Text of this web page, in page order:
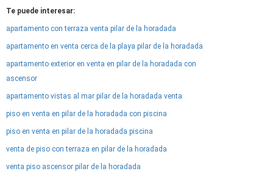
Te puede interesar:
apartamento con terraza venta pilar de la horadada
apartamento en venta cerca de la playa pilar de la horadada
apartamento exterior en venta en pilar de la horadada con
ascensor
apartamento vistas al mar pilar de la horadada venta
piso en venta en pilar de la horadada con piscina
piso en venta en pilar de la horadada piscina
venta de piso con terraza en pilar de la horadada
venta piso ascensor pilar de la horadada